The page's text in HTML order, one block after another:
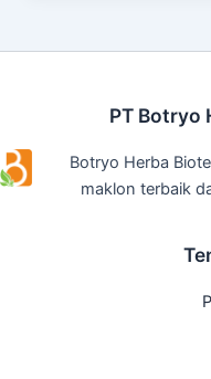
PT Botryo
Botryo Herba
maklon terbaik